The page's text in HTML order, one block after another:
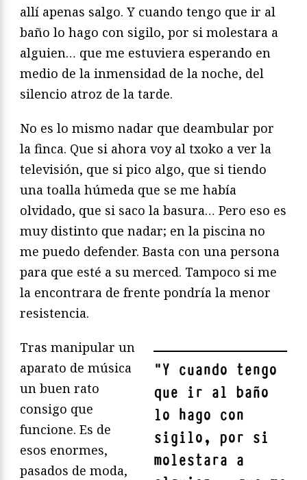
allí apenas salgo. Y cuando tengo que ir al
baño lo hago con sigilo, por si molestara a
alguien… que me estuviera esperando en
medio de la inmensidad de la noche, del
silencio atroz de la tarde.
No es lo mismo nadar que deambular por
la finca. Que si ahora voy al txoko a ver la
televisión, que si pico algo, que si tiendo
una toalla húmeda que se me había
olvidado, que si saco la basura… Pero eso es
muy distinto que nadar; en la piscina no
me puedo defender. Basta con una persona
para que esté a su merced. Tampoco si me
la encontrara de frente pondría la menor
resistencia.
"Y cuando tengo
que ir al baño
lo hago con
sigilo, por si
molestara a
Tras manipular un
aparato de música
un buen rato
consigo que
funcione. Es de
esos enormes,
pasados de moda,